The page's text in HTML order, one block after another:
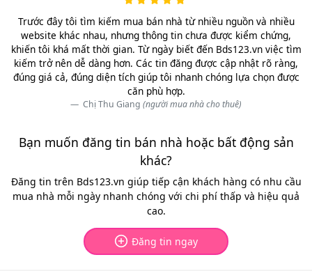
vẫn thuộc nhóm có mặt bằng giá cao
nhất. Đối với các lô đất nằm trong ngõ, giá phổ biến từ 150 -
200 triệu đồng/m2. Những vị trí mặt ngõ lớn hoặc ô tô ra vào
thuận tiện có thể đạt 400 - 500 triệu đồng/m2.
Khu vực ven đô: Các huyện đang phát triển như Gia Lâm
Thanh TrìhayĐông Anhđược nhiều người quan
ngõ thường dao động
khoảng 40 - 90 triệu đồng/m2
. Trong
khi đất đấu giá hoặc các lô nằm trên trục đường lớn có thể
120 - 180 triệu đồng/m2.
Khu vực ngoại thành:TạiSóc Sơn,Thạch ThấthayQuốc Oai,
mặt bằng giá vẫn dễ tiếp cận hơn, phổ biến từ
. Đây là nhóm khu vực được nhiều người lựa chọn
khi muốn mua đất diện tích lớn hoặc đầu tư dài hạn.
Trước đây tôi tìm kiếm mua bán nhà từ nhiều nguồn và nhiều
website khác nhau, nhưng thông tin chưa được kiểm chứng,
khiến tôi khá mất thời gian. Từ ngày biết đến Bds123.vn việc tìm
kiếm trở nên dễ dàng hơn. Các tin đăng được cập nhật rõ ràng,
đúng giá cả, đúng diện tích giúp tôi nhanh chóng lựa chọn được
căn phù hợp.
Chị Thu Giang (người mua nhà cho thuê)
Bạn muốn đăng tin bán nhà hoặc bất động sản
khác?
Đăng tin trên Bds123.vn giúp tiếp cận khách hàng có nhu cầu
mua nhà mỗi ngày nhanh chóng với chi phí thấp và hiệu quả
cao.
Đăng tin ngay